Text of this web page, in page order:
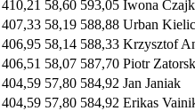
410,21 58,60 593,05 Iwona
407,33 58,19 588,88 Urban
406,95 58,14 588,33 Krzysztof
406,51 58,07 587,70 Piotr
404,59 57,80 584,92 Jan Janiak
404,59 57,80 584,92 Erikas